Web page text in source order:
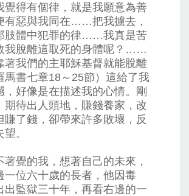
得有個律，就是我願意為善
有惡與我同在……把我擄去，
肢體中犯罪的律……我真是苦
我脫離這取死的身體呢？……
著我們的主耶穌基督就能脫離
馬書七章18～25節）這給了我
，好像是在描述我的心情。剛
期待出人頭地，賺錢養家，改
賺了錢，卻帶來許多敗壞，反
。
著覺的我，想著自己的未來，
一位六十歲的長者，他因毒
出監獄三十年，再看右邊的一